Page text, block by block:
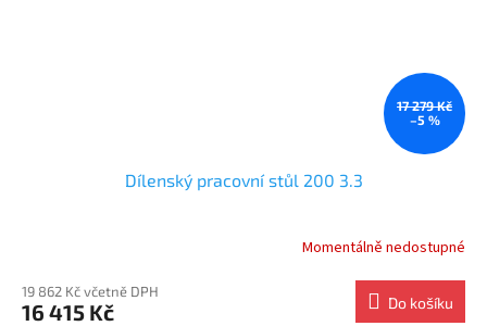
17 279 Kč
–5 %
Dílenský pracovní stůl 200 3.3
Momentálně nedostupné
19 862 Kč včetně DPH
16 415 Kč Do košíku